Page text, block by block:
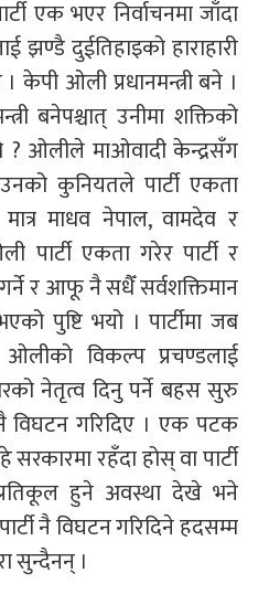
एक भएर निर्वाचनमा जाँदा
झण्डै दुईतिहाइको हाराहारी
केपी ओली प्रधानमन्त्री बने ।
बनेपश्चात् उनीमा शक्तिको
? ओलीले माओवादी केन्द्रसँग
कुनियतले पार्टी एकता
माधव नेपाल, वामदेव र
पार्टी एकता गरेर पार्टी र
र आफू नै सधैँ सर्वशक्तिमान
पुष्टि भयो । पार्टीमा जब
विकल्प प्रचण्डलाई
नेतृत्व दिनु पर्ने बहस सुरु
गरिदिए । एक पटक
रहँदा होस् वा पार्टी
हुने अवस्था देखे भने
नै विघटन गरिदिने हदसम्म
सुन्दैनन् ।